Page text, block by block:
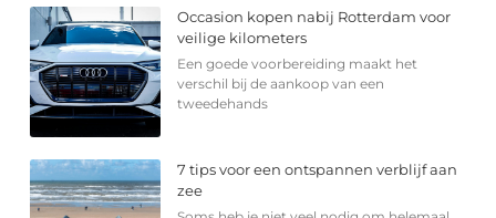
Occasion kopen nabij Rotterdam voor
veilige kilometers
Een goede voorbereiding maakt het
verschil bij de aankoop van een
tweedehands
7 tips voor een ontspannen verblijf aan
zee